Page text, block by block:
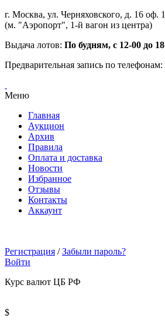
г. Москва, ул. Черняховского, д. 16 оф.
(м. "Аэропорт", 1-й вагон из центра)
Выдача лотов: По будням, с 12-00 до
Предварительная запись по телефонам:
Меню
Главная
Аукцион
Архив
Правила
Оплата и доставка
Новости
Избранное
Отзывы
Контакты
Аккаунт
Регистрация / Забыли пароль?
Войти
Курс валют ЦБ РФ
$